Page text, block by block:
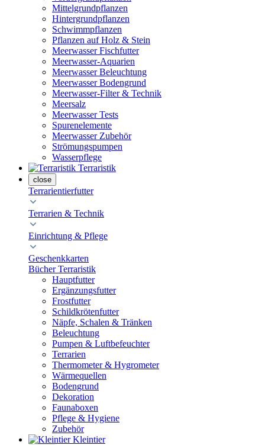
Mittelgrundpflanzen
Hintergrundpflanzen
Schwimmpflanzen
Pflanzen auf Holz & Stein
Meerwasser Fischfutter
Meerwasser-Aquarien
Meerwasser Beleuchtung
Meerwasser Bodengrund
Meerwasser-Filter & Technik
Meersalz
Meerwasser Tests
Spurenelemente
Meerwasser Zubehör
Strömungspumpen
Wasserpflege
Terraristik
close
Terrarientierfutter
Terrarien & Technik
Einrichtung & Pflege
Geschenkkarten
Bücher Terraristik
Hauptfutter
Ergänzungsfutter
Frostfutter
Schildkrötenfutter
Näpfe, Schalen & Tränken
Beleuchtung
Pumpen & Luftbefeuchter
Terrarien
Thermometer & Hygrometer
Wärmequellen
Bodengrund
Dekoration
Faunaboxen
Pflege & Hygiene
Zubehör
Kleintier